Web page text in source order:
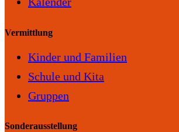
Vermittlung
Kinder und Familien
Schule und Kita
Gruppen
Sonderausstellung